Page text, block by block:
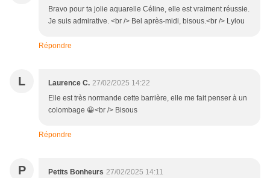
Bravo pour ta jolie aquarelle Céline, elle est vraiment réussie.
Je suis admirative. <br /> Bel après-midi, bisous.<br /> Lylou
Répondre
L Laurence C. 27/02/2025 14:22
Elle est très normande cette barrière, elle me fait penser à un
colombage 😀<br /> Bisous
Répondre
P Petits Bonheurs 27/02/2025 14:11